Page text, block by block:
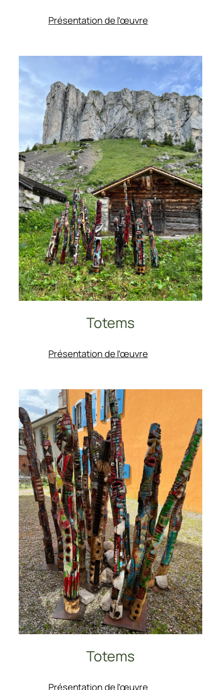
Présentation de l’œuvre:
Totems
Présentation de l’œuvre:
Totems
Présentation de l’œuvre: